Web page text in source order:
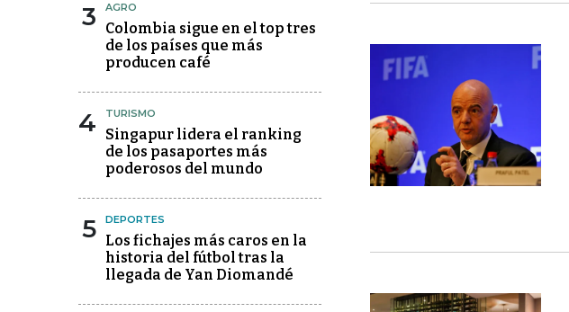
3 AGRO
Colombia sigue en el top tres
de los países que más
producen café
4 TURISMO
Singapur lidera el ranking
de los pasaportes más
poderosos del mundo
5 DEPORTES
Los fichajes más caros en la
historia del fútbol tras la
llegada de Yan Diomandé